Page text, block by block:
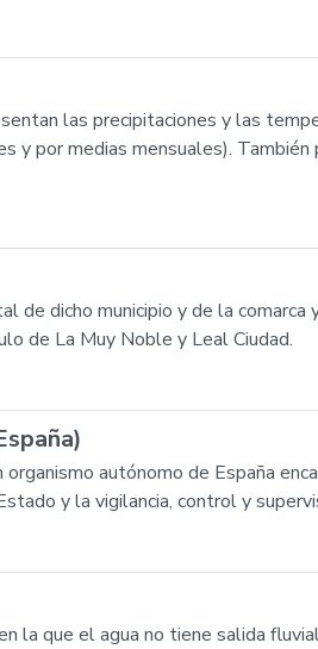
las precipitaciones y las
y por medias mensuales).
de dicho municipio y de la
de La Muy Noble y Leal Ciudad.
autónomo de España
y la vigilancia, control y
la que el agua no tiene salida